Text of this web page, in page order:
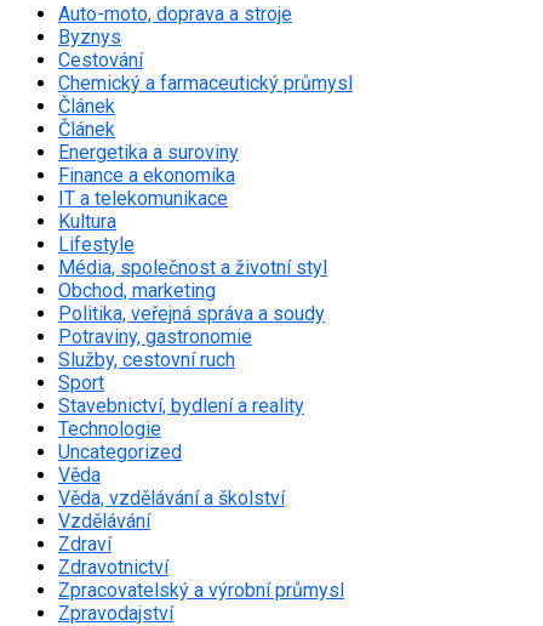
Auto-moto, doprava a stroje
Byznys
Cestování
Chemický a farmaceutický průmysl
Článek
Článek
Energetika a suroviny
Finance a ekonomika
IT a telekomunikace
Kultura
Lifestyle
Média, společnost a životní styl
Obchod, marketing
Politika, veřejná správa a soudy
Potraviny, gastronomie
Služby, cestovní ruch
Sport
Stavebnictví, bydlení a reality
Technologie
Uncategorized
Věda
Věda, vzdělávání a školství
Vzdělávání
Zdraví
Zdravotnictví
Zpracovatelský a výrobní průmysl
Zpravodajství